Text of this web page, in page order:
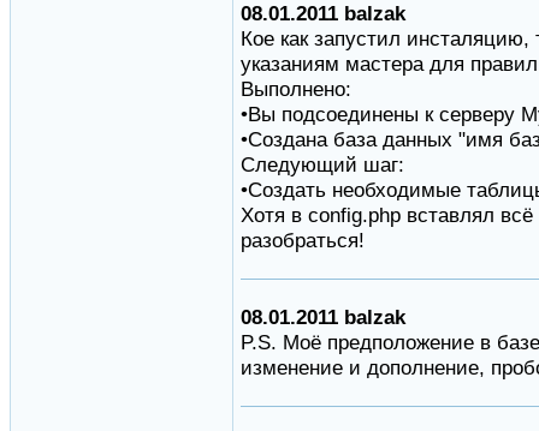
08.01.2011 balzak
Кое как запустил
указаниям мастера для
Выполнено:
•Вы подсоединены к серверу
•Создана база данных "имя
Следующий шаг:
•Создать необходимые
Хотя в config.php вставлял
разобраться!
08.01.2011 balzak
P.S. Моё предположение в
изменение и дополнение,